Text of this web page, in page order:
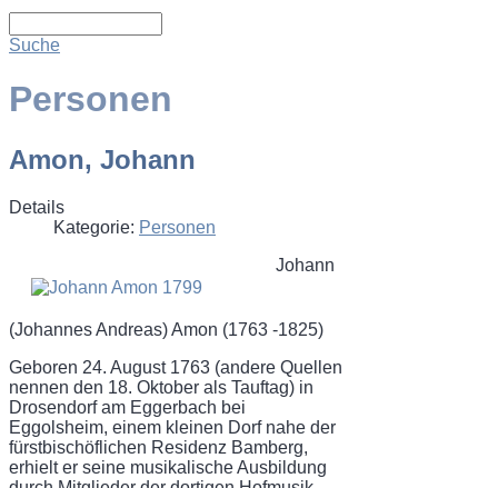
Suche
Personen
Amon, Johann
Details
Kategorie: Personen
Johann
(Johannes Andreas) Amon (1763 -1825)
Geboren 24. August 1763 (andere Quellen
nennen den 18. Oktober als Tauftag) in
Drosendorf am Eggerbach bei
Eggolsheim, einem kleinen Dorf nahe der
fürstbischöflichen Residenz Bamberg,
erhielt er seine musikalische Ausbildung